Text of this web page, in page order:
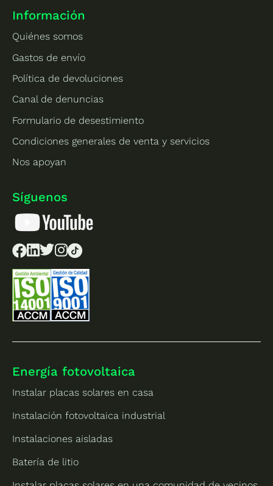
Información
Quiénes somos
Gastos de envío
Política de devoluciones
Canal de denuncias
Formulario de desestimiento
Condiciones generales de venta y servicios
Nos apoyan
Síguenos
Energía fotovoltaica
Instalar placas solares en casa
Instalación fotovoltaica industrial
Instalaciones aisladas
Batería de litio